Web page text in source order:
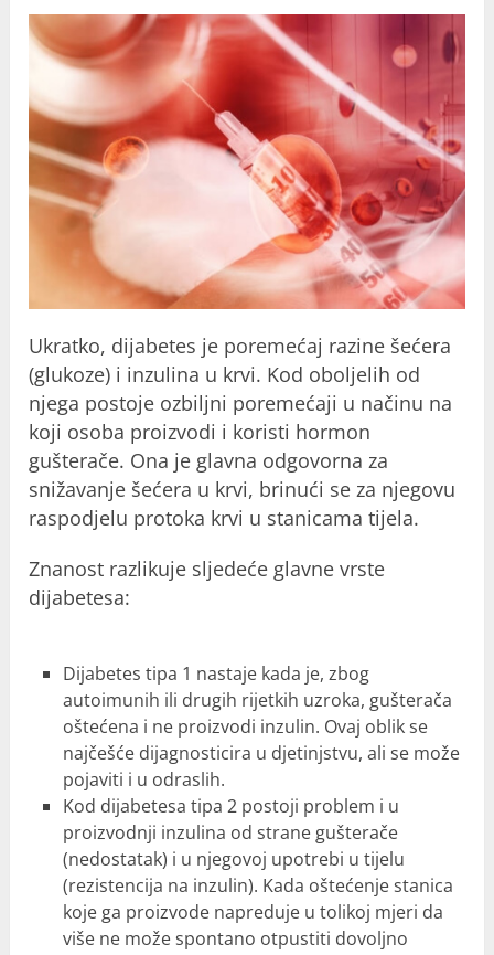
Ukratko, dijabetes je poremećaj razine šećera
(glukoze) i inzulina u krvi. Kod oboljelih od
njega postoje ozbiljni poremećaji u načinu na
koji osoba proizvodi i koristi hormon
gušterače. Ona je glavna odgovorna za
snižavanje šećera u krvi, brinući se za njegovu
raspodjelu protoka krvi u stanicama tijela.
Znanost razlikuje sljedeće glavne vrste
dijabetesa:
Dijabetes tipa 1 nastaje kada je, zbog
autoimunih ili drugih rijetkih uzroka, gušterača
oštećena i ne proizvodi inzulin. Ovaj oblik se
najčešće dijagnosticira u djetinjstvu, ali se može
pojaviti i u odraslih.
Kod dijabetesa tipa 2 postoji problem i u
proizvodnji inzulina od strane gušterače
(nedostatak) i u njegovoj upotrebi u tijelu
(rezistencija na inzulin). Kada oštećenje stanica
koje ga proizvode napreduje u tolikoj mjeri da
više ne može spontano otpustiti dovoljno